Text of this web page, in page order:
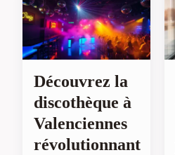
Découvrez la
discothèque à
Valenciennes
révolutionnant